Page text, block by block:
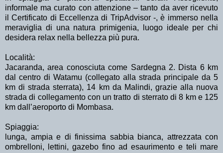
informale ma curato con attenzione – tanto da aver ricevuto
il Certificato di Eccellenza di TripAdvisor -, è immerso nella
meraviglia di una natura primigenia, luogo ideale per chi
desidera relax nella bellezza più pura.
Località:
Jacaranda, area conosciuta come Sardegna 2. Dista 6 km
dal centro di Watamu (collegato alla strada principale da 5
km di strada sterrata), 14 km da Malindi, grazie alla nuova
strada di collegamento con un tratto di sterrato di 8 km e 125
km dall’aeroporto di Mombasa.
Spiaggia:
lunga, ampia e di finissima sabbia bianca, attrezzata con
ombrelloni, lettini, gazebo fino ad esaurimento e teli mare